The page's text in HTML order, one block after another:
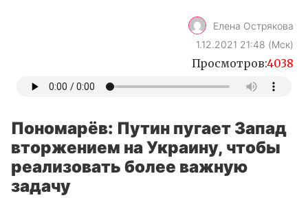
Елена Острякова
1.12.2021 21:48 (Мск)
Просмотров:4038
Пономарёв: Путин пугает Запад
вторжением на Украину, чтобы
реализовать более важную
задачу